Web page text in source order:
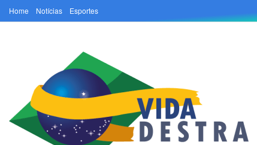
Home Notícias Esportes